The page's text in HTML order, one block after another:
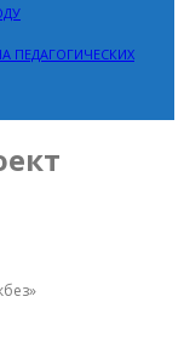
ПЕДАГОГИЧЕСКИХ